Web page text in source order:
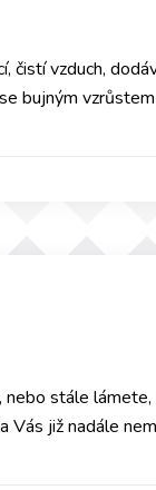
vzduch,
bujným
stále
Vás již nadále